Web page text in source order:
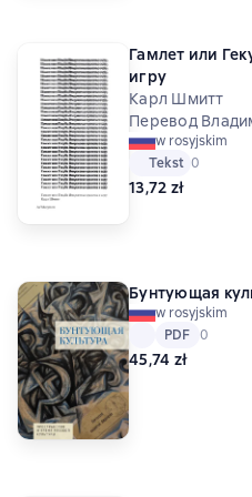
Гамлет или
игру
Карл Шмитт
Перевод
w rosyjskim
Tekst Средний
0
13,72 zł
Бунтующая
w rosyjskim
PDF
PDF 0
45,74 zł